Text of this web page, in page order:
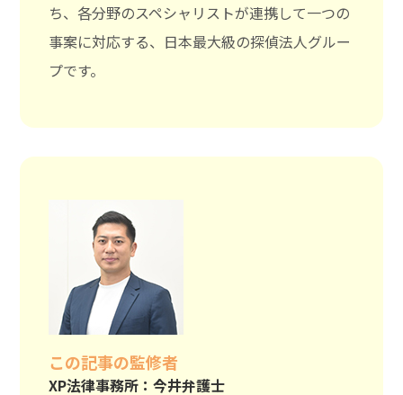
ち、各分野のスペシャリストが連携して一つの
事案に対応する、日本最大級の探偵法人グルー
プです。
この記事の監修者
XP法律事務所：今井弁護士